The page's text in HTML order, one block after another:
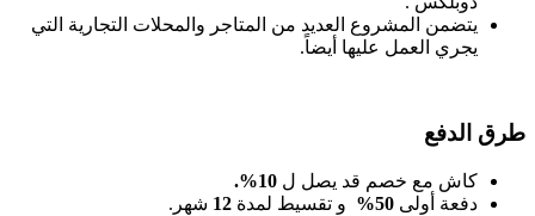
يتضمن المشروع العديد من المتاجر والمحلات التجارية التي
يجري العمل عليها أيضاً.
طرق الدفع
كاش مع خصم قد يصل ل 10
%
.
دفعة أولى 50% و تقسيط لمدة 12 شهر.